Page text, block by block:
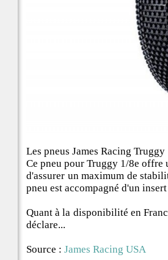
Les pneus James Racing
Ce pneu pour Truggy 1/8e offre
d'assurer un maximum de
pneu est accompagné d'un
Quant à la disponibilité en
déclare...
Source : James Racing USA